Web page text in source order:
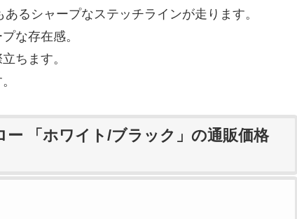
るシャープなステッチラインが走ります。
な存在感。
ちます。
「ホワイト/ブラック」の通販価格